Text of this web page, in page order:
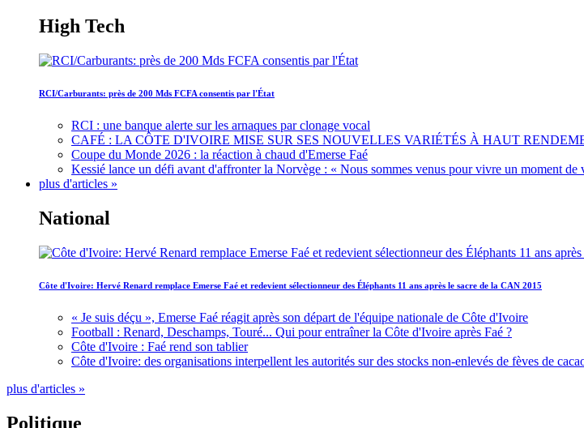
High Tech
RCI/Carburants: près de 200 Mds FCFA consentis par l'État
RCI : une banque alerte sur les arnaques par clonage vocal
CAFÉ : LA CÔTE D'IVOIRE MISE SUR SES NOUVELLES VARIÉTÉS À HAUT
Coupe du Monde 2026 : la réaction à chaud d'Emerse Faé
Kessié lance un défi avant d'affronter la Norvège : « Nous sommes venus pour vivre un moment de
plus d'articles »
National
Côte d'Ivoire: Hervé Renard remplace Emerse Faé et redevient sélectionneur des Éléphants 11 ans après le sacre de la CAN 2015
« Je suis déçu », Emerse Faé réagit après son départ de l'équipe nationale de Côte d'Ivoire
Football : Renard, Deschamps, Touré... Qui pour entraîner la Côte d'Ivoire après Faé ?
Côte d'Ivoire : Faé rend son tablier
Côte d'Ivoire: des organisations interpellent les autorités sur des stocks non-enlevés de fèves de
plus d'articles »
Politique